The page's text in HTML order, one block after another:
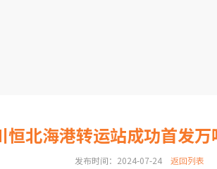
恒北海港转运站成功首发
发布时间：2024-07-24 返回列表